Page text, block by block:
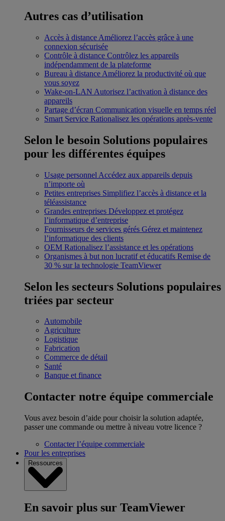
Autres cas d’utilisation
Accès à distance Améliorez l’accès grâce à une
connexion sécurisée
Contrôle à distance Contrôlez les appareils
indépendamment de la plateforme
Bureau à distance Améliorez la productivité où que
vous soyez
Wake-on-LAN Autorisez l’activation à distance des
appareils
Partage d’écran Communication visuelle en temps réel
Smart Service Rationalisez les opérations après-vente
Selon le besoin Solutions populaires
pour les différentes équipes
Usage personnel Accédez aux appareils depuis
n’importe où
Petites entreprises Simplifiez l’accès à distance et la
téléassistance
Grandes entreprises Développez et protégez
l’informatique d’entreprise
Fournisseurs de services gérés Gérez et maintenez
l’informatique des clients
OEM Rationalisez l’assistance et les opérations
Organismes à but non lucratif et éducatifs Remise de
30 % sur la technologie TeamViewer
Selon les secteurs Solutions populaires
triées par secteur
Automobile
Agriculture
Logistique
Fabrication
Commerce de détail
Santé
Banque et finance
Contacter notre équipe commerciale
Vous avez besoin d’aide pour choisir la solution adaptée,
passer une commande ou mettre à niveau votre licence ?
Contacter l’équipe commerciale
Pour les entreprises
Ressources
En savoir plus sur TeamViewer